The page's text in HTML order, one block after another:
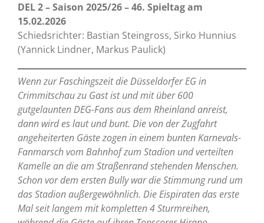
DEL 2 – Saison 2025/26 – 46. Spieltag am
15.02.2026
Schiedsrichter: Bastian Steingross, Sirko Hunnius
(Yannick Lindner, Markus Paulick)
Wenn zur Faschingszeit die Düsseldorfer EG in
Crimmitschau zu Gast ist und mit über 600
gutgelaunten DEG-Fans aus dem Rheinland anreist,
dann wird es laut und bunt. Die von der Zugfahrt
angeheiterten Gäste zogen in einem bunten Karnevals-
Fanmarsch vom Bahnhof zum Stadion und verteilten
Kamelle an die am Straßenrand stehenden Menschen.
Schon vor dem ersten Bully war die Stimmung rund um
das Stadion außergewöhnlich. Die Eispiraten das erste
Mal seit langem mit kompletten 4 Sturmreihen,